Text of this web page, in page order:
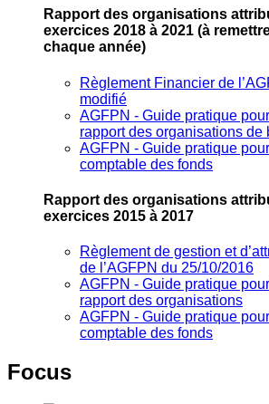
Rapport des organisations
exercices 2018 à 2021 (à
chaque année)
Règlement Financier de
modifié
AGFPN ‐ Guide pratique
rapport des organisations de
AGFPN ‐ Guide pratique
comptable des fonds
Rapport des organisations
exercices 2015 à 2017
Règlement de gestion et
de l’AGFPN du 25/10/2016
AGFPN ‐ Guide pratique
rapport des organisations
AGFPN ‐ Guide pratique
comptable des fonds
Focus